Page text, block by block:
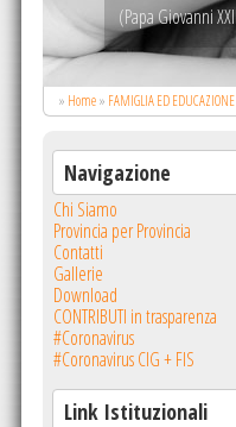
» Home» FAMIGLIA ED EDUCAZIONE
Navigazione
Chi Siamo
Provincia per Provincia
Contatti
Gallerie
Download
CONTRIBUTI in trasparenza
#Coronavirus
#Coronavirus CIG + FIS
Link Istituzionali